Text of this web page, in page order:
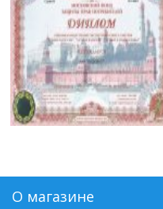
О магазине